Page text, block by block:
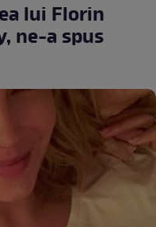
lui Florin
ne-a spus